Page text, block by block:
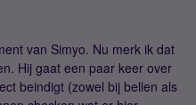
van Simyo. Nu merk ik dat
Hij gaat een paar keer over
beindigt (zowel bij bellen als